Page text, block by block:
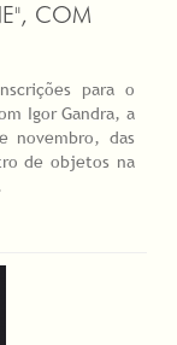
COM
para o
Igor Gandra, a
novembro, das
de objetos na